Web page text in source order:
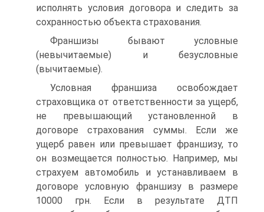
исполнять условия договора и следить за
сохранностью объекта страхования.
Франшизы бывают условные
(невычитаемые) и безусловные
(вычитаемые).
Условная франшиза освобождает
страховщика от ответственно­сти за ущерб,
не превышающий установленной в
договоре страхова­ния суммы. Если же
ущерб равен или превышает франшизу, то
он возмещается полностью. Например, мы
страхуем автомобиль и уста­навливаем в
договоре условную франшизу в размере
10000 грн. Если в результате ДТП